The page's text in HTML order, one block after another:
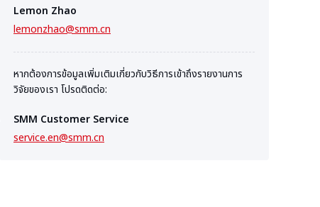
Lemon Zhao
lemonzhao@smm.cn
หากต้องการข้อมูลเพิ่มเติมเกี่ยวกับวิธีการเข้าถึงรายงานการ
วิจัยของเรา โปรดติดต่อ:
SMM Customer Service
service.en@smm.cn